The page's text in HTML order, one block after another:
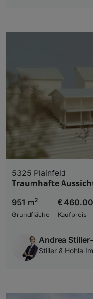
5325 Plainfeld
Traumhafte
951 m2
Grundfläche
€
Kaufpreis
Andrea
Stiller & Hohla